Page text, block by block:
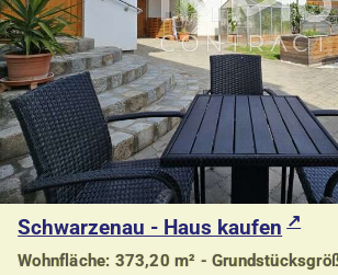
Schwarzenau - Haus kaufen
Wohnfläche: 373,20 m² -